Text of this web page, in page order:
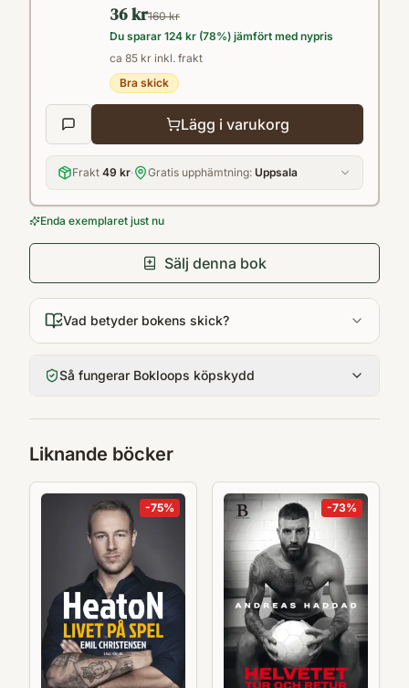
handlar om en ägarfamilj som prioriterar
höga vinstutdelningar till
aktieägarna.Mannen som gång på gång
övertrumfar kritikerna heter Stefan Persson.
Han som med viss tvekan axlade ledarrollen.
Med unika vittnesmål från anställda och
interna dokument får vi här en tydligare bild
av hur det gick till när han skapade ett av
Sveriges största företag genom tiderna och
hur han ska ta H&M in i framtiden.
36 kr160 kr
Du sparar 124 kr (78%) jämfört med nypris
ca 85 kr inkl. frakt
Bra skick
Lägg i varukorg
Frakt 49 kr· Gratis upphämtning: Uppsala
Enda exemplaret just nu
Sälj denna bok
Vad betyder bokens skick?
Så fungerar Bokloops köpskydd
Liknande böcker
-75% -73%